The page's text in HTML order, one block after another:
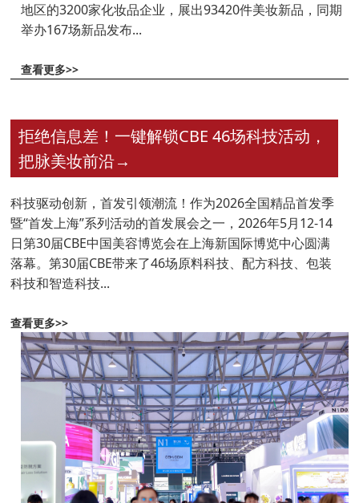
地区的3200家化妆品企业，展出93420件美妆新品，同期
举办167场新品发布...
查看更多>>
拒绝信息差！一键解锁CBE 46场科技活动，
把脉美妆前沿→
科技驱动创新，首发引领潮流！作为2026全国精品首发季
暨“首发上海”系列活动的首发展会之一，2026年5月12-14
日第30届CBE中国美容博览会在上海新国际博览中心圆满
落幕。第30届CBE带来了46场原料科技、配方科技、包装
科技和智造科技...
查看更多>>